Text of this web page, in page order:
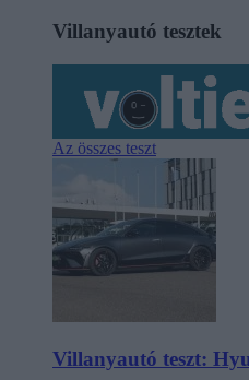
Villanyautó tesztek
Az összes teszt
Villanyautó teszt: